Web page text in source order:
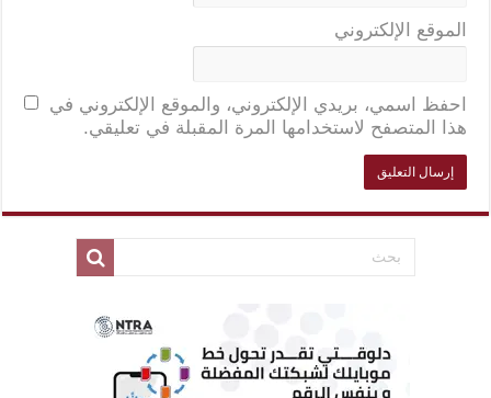
الموقع الإلكتروني
احفظ اسمي، بريدي الإلكتروني، والموقع الإلكتروني في
هذا المتصفح لاستخدامها المرة المقبلة في تعليقي.